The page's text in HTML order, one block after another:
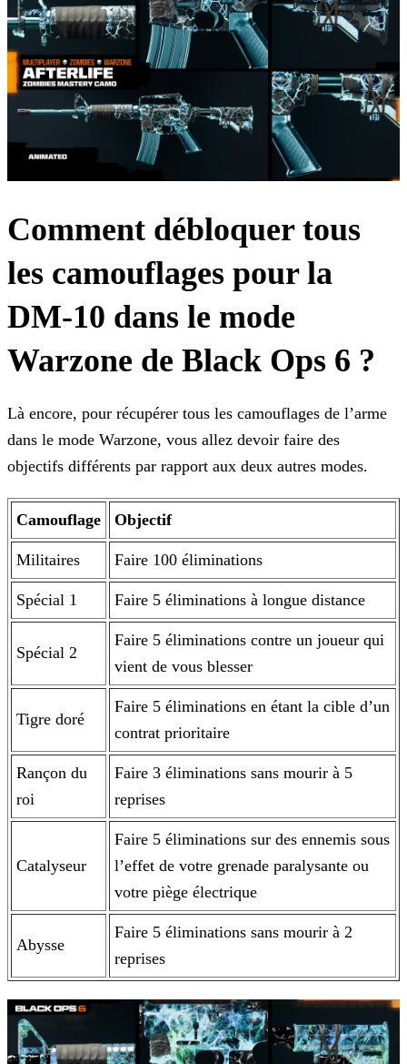
Comment débloquer tous
les camouflages pour la
DM-10 dans le mode
Warzone de Black Ops 6 ?
Là encore, pour récupérer tous les camouflages de l’arme
dans le mode Warzone, vous allez devoir faire des
objectifs différents par rapport aux deux autres modes.
Camouflage Objectif
Militaires Faire 100 éliminations
Spécial 1 Faire 5 éliminations à longue distance
Spécial 2
Faire 5 éliminations contre un joueur qui
vient de vous blesser
Tigre doré
Faire 5 éliminations en étant la cible d’un
contrat prioritaire
Rançon du
roi
Faire 3 éliminations sans mourir à 5
reprises
Catalyseur
Faire 5 éliminations sur des ennemis sous
l’effet de votre grenade paralysante ou
votre piège électrique
Abysse
Faire 5 éliminations sans mourir à 2
reprises